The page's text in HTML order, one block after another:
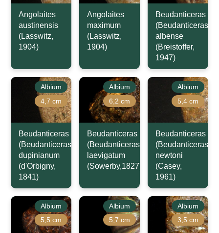
Angolaites
austinensis
(Lasswitz,
1904)
Angolaites
maximum
(Lasswitz,
1904)
Beudanticeras
(Beudanticeras)
albense
(Breistoffer,
1947)
Albium
4,7 cm
Beudanticeras
(Beudanticeras)
dupinianum
(d'Orbigny,
1841)
Albium
6,2 cm
Beudanticeras
(Beudanticeras)
laevigatum
(Sowerby,1827)
Albium
5,4 cm
Beudanticeras
(Beudanticeras)
newtoni
(Casey,
1961)
Albium
5,5 cm
Albium
5,7 cm
Albium
3,5 cm